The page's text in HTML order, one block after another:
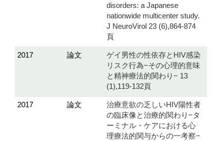
disorders: a Japanese
nationwide multicenter study.
J NeuroVirol 23 (6),864-874
頁
2017 論文
ゲイ男性の性依存とHIV感染
リスク行為−その心理的意味
と精神療法的関わり− 13
(1),119-132頁
2017 論文
治療意欲の乏しいHIV陽性者
の臨床像と治療的関わり−タ
ーミナル・ケアにおける心
理療法的関与からの一考察−